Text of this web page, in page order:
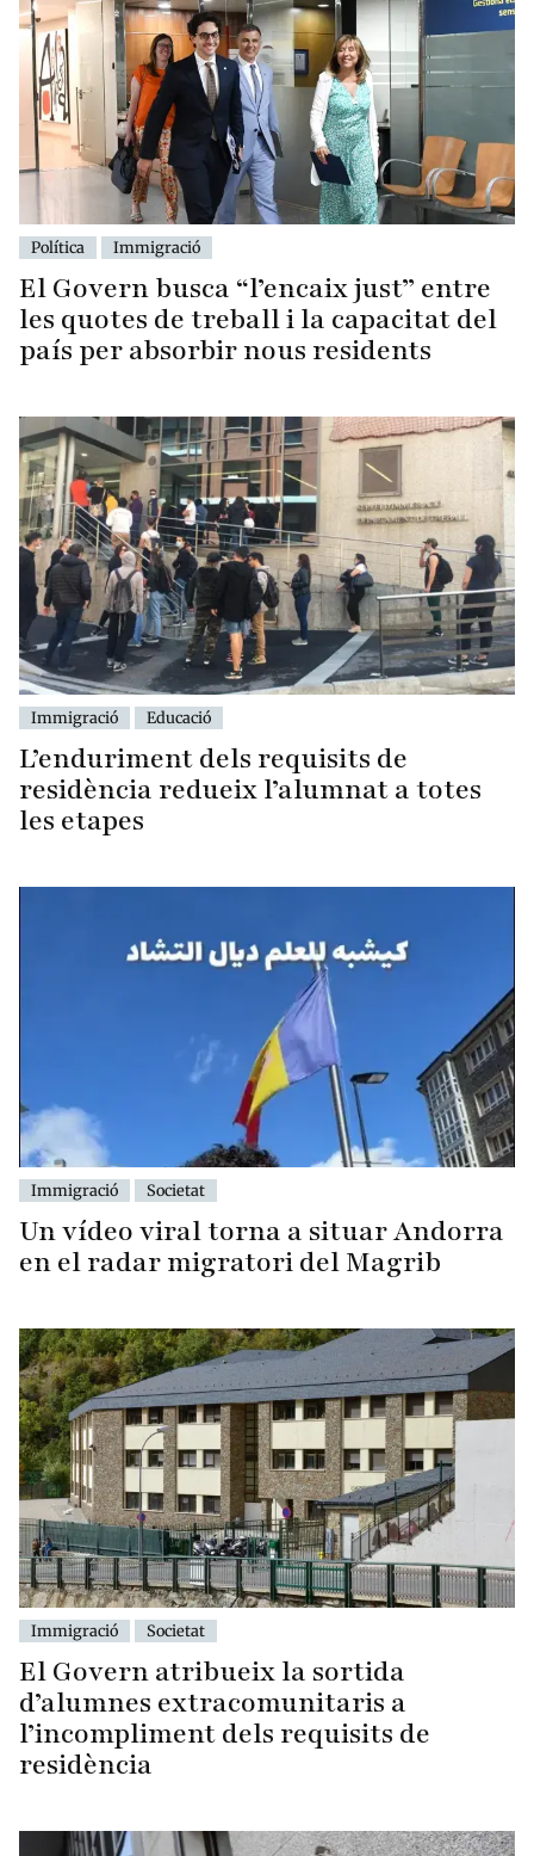
Política Immigració
El Govern busca “l’encaix just” entre
les quotes de treball i la capacitat del
país per absorbir nous residents
Immigració Educació
L’enduriment dels requisits de
residència redueix l’alumnat a totes
les etapes
Immigració Societat
Un vídeo viral torna a situar Andorra
en el radar migratori del Magrib
Immigració Societat
El Govern atribueix la sortida
d’alumnes extracomunitaris a
l’incompliment dels requisits de
residència